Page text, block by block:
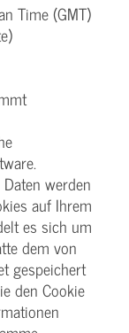
Time (GMT)
werden
auf Ihrem
es sich um
dem von
gespeichert
den Cookie